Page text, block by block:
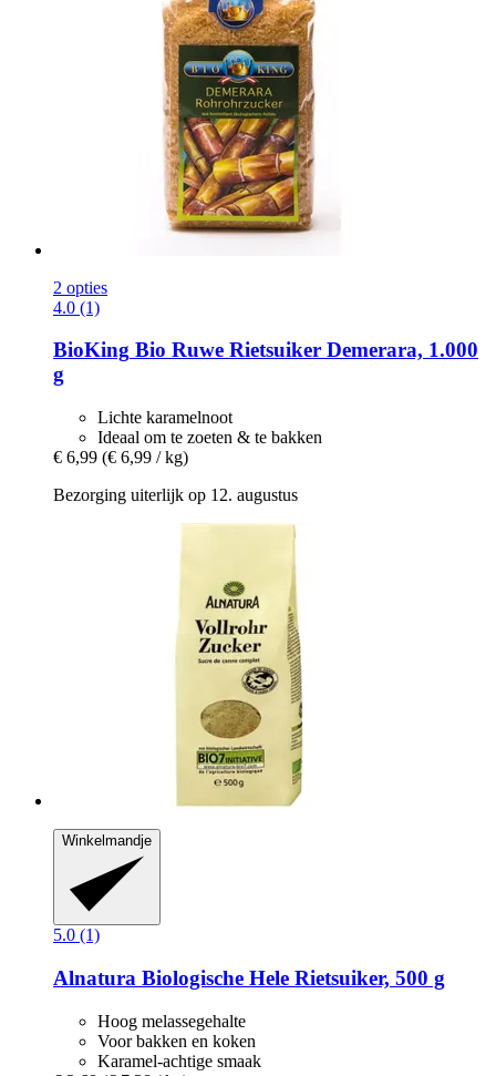
2 opties
4.0 (1)
BioKing Bio Ruwe Rietsuiker Demerara, 1.000
g
Lichte karamelnoot
Ideaal om te zoeten & te bakken
€ 6,99 (€ 6,99 / kg)
Bezorging uiterlijk op 12. augustus
Winkelmandje
5.0 (1)
Alnatura Biologische Hele Rietsuiker, 500 g
Hoog melassegehalte
Voor bakken en koken
Karamel-achtige smaak